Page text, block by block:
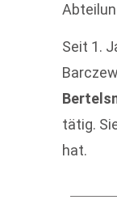
Seit 1.
tätig.
hat.